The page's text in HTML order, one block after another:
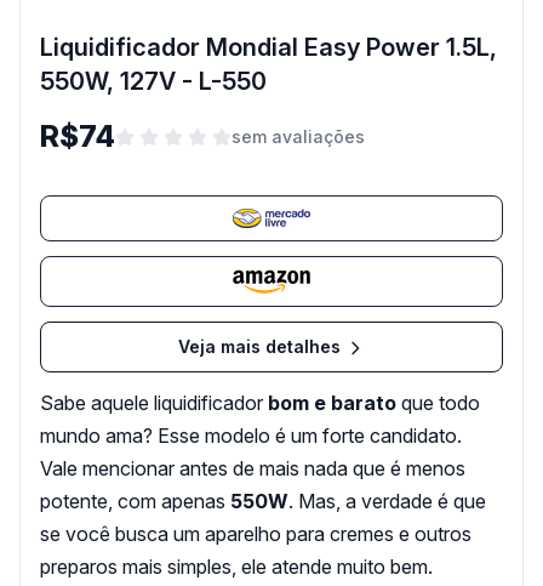
Liquidificador Mondial Easy Power 1.5L,
550W, 127V - L-550
R$74 sem avaliações
Veja mais detalhes
Sabe aquele liquidificador bom e barato que todo
mundo ama? Esse modelo é um forte candidato.
Vale mencionar antes de mais nada que é menos
potente, com apenas 550W. Mas, a verdade é que
se você busca um aparelho para cremes e outros
preparos mais simples, ele atende muito bem.